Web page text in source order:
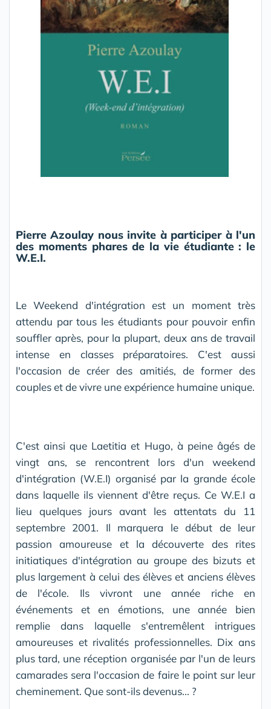
Pierre Azoulay nous invite à participer à l'un
des moments phares de la vie étudiante : le
W.E.I.
Le Weekend d'intégration est un moment très
attendu par tous les étudiants pour pouvoir enfin
souffler après, pour la plupart, deux ans de travail
intense en classes préparatoires. C'est aussi
l'occasion de créer des amitiés, de former des
couples et de vivre une expérience humaine unique.
C'est ainsi que Laetitia et Hugo, à peine âgés de
vingt ans, se rencontrent lors d'un weekend
d'intégration (W.E.I) organisé par la grande école
dans laquelle ils viennent d'être reçus. Ce W.E.I a
lieu quelques jours avant les attentats du 11
septembre 2001. Il marquera le début de leur
passion amoureuse et la découverte des rites
initiatiques d'intégration au groupe des bizuts et
plus largement à celui des élèves et anciens élèves
de l'école. Ils vivront une année riche en
événements et en émotions, une année bien
remplie dans laquelle s'entremêlent intrigues
amoureuses et rivalités professionnelles. Dix ans
plus tard, une réception organisée par l'un de leurs
camarades sera l'occasion de faire le point sur leur
cheminement. Que sont-ils devenus... ?